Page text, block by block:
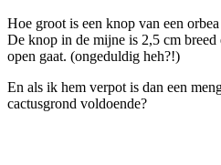
Hoe groot is een knop van een
De knop in de mijne is 2,5 cm
open gaat. (ongeduldig heh?!)
En als ik hem verpot is dan een
cactusgrond voldoende?